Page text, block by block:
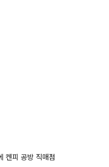
켄피 공방 직매점